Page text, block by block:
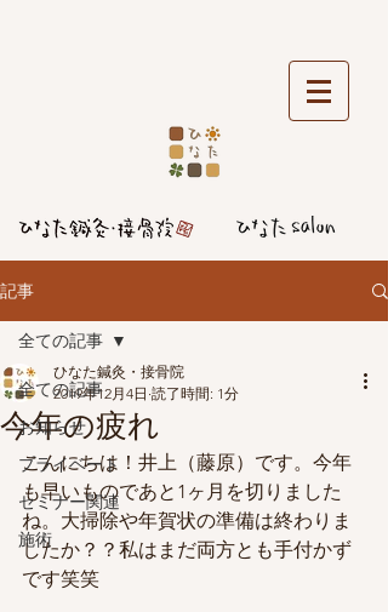
記事
全ての記事
お知らせ
プライベート
セミナー関連
施術
全ての記事
今年の疲れ
ひなた鍼灸・接骨院
2019年12月4日 読了時間: 1分
こんにちは！井上（藤原）です。今年
も早いものであと1ヶ月を切りました
ね。大掃除や年賀状の準備は終わりま
したか？？私はまだ両方とも手付かず
です笑笑